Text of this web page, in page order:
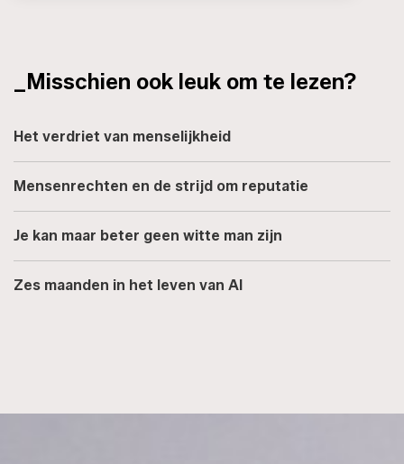
_Misschien ook leuk om te lezen?
Het verdriet van menselijkheid
Mensenrechten en de strijd om reputatie
Je kan maar beter geen witte man zijn
Zes maanden in het leven van AI